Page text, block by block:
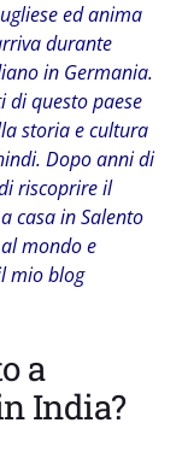
ed anima
durante
in Germania.
di questo paese
storia e cultura
Dopo anni di
riscoprire il
casa in Salento
mondo e
mio blog
a
India?